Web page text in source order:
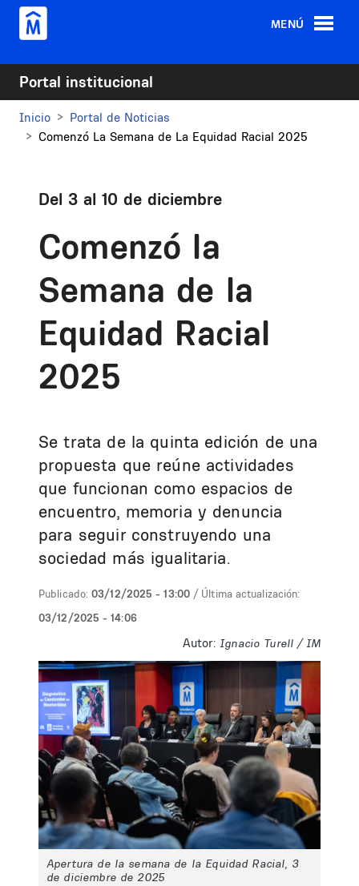
Pasar al contenido principal
MENÚ
Portal institucional
Inicio
Portal de Noticias
Comenzó La Semana de La Equidad Racial 2025
Del 3 al 10 de diciembre
Comenzó la
Semana de la
Equidad Racial
2025
Se trata de la quinta edición de una
propuesta que reúne actividades
que funcionan como espacios de
encuentro, memoria y denuncia
para seguir construyendo una
sociedad más igualitaria.
Publicado: 03/12/2025 - 13:00 / Última actualización:
03/12/2025 - 14:06
Autor: Ignacio Turell / IM
Apertura de la semana de la Equidad Racial, 3
de diciembre de 2025